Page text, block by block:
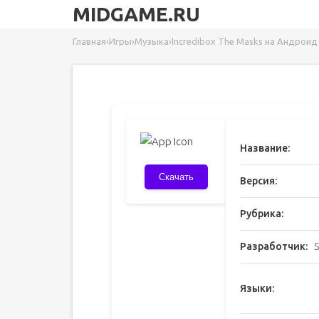
MIDGAME.RU
Главная›Игры›Музыка›Incredibox The Masks на
Скачать
Название:
Версия:
Рубрика:
Разработчик:
Языки: